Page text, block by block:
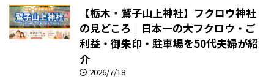
【栃木・鷲子山上神社】フクロウ神社
の見どころ｜日本一の大フクロウ・ご
利益・御朱印・駐車場を50代夫婦が紹
介
2026/7/18